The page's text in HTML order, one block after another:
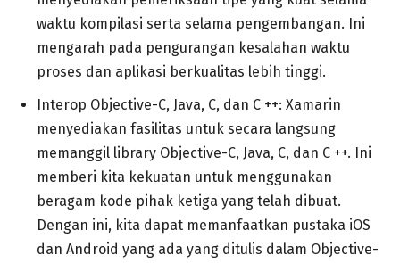
waktu kompilasi serta selama pengembangan. Ini
mengarah pada pengurangan kesalahan waktu
proses dan aplikasi berkualitas lebih tinggi.
Interop Objective-C, Java, C, dan C ++: Xamarin
menyediakan fasilitas untuk secara langsung
memanggil library Objective-C, Java, C, dan C ++. Ini
memberi kita kekuatan untuk menggunakan
beragam kode pihak ketiga yang telah dibuat.
Dengan ini, kita dapat memanfaatkan pustaka iOS
dan Android yang ada yang ditulis dalam Objective-